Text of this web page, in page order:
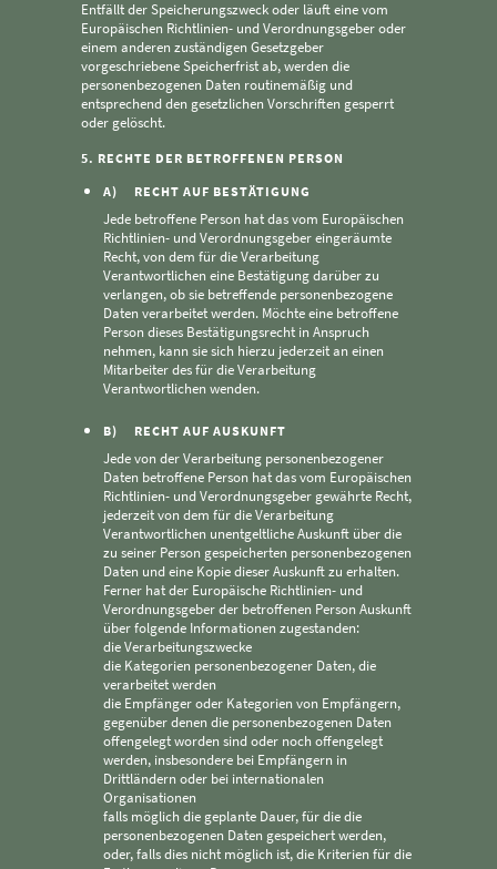
Entfällt der Speicherungszweck oder läuft eine vom
Europäischen Richtlinien- und Verordnungsgeber oder
einem anderen zuständigen Gesetzgeber
vorgeschriebene Speicherfrist ab, werden die
personenbezogenen Daten routinemäßig und
entsprechend den gesetzlichen Vorschriften gesperrt
oder gelöscht.
5. RECHTE DER BETROFFENEN PERSON
A) RECHT AUF BESTÄTIGUNG
Jede betroffene Person hat das vom Europäischen
Richtlinien- und Verordnungsgeber eingeräumte
Recht, von dem für die Verarbeitung
Verantwortlichen eine Bestätigung darüber zu
verlangen, ob sie betreffende personenbezogene
Daten verarbeitet werden. Möchte eine betroffene
Person dieses Bestätigungsrecht in Anspruch
nehmen, kann sie sich hierzu jederzeit an einen
Mitarbeiter des für die Verarbeitung
Verantwortlichen wenden.
B) RECHT AUF AUSKUNFT
Jede von der Verarbeitung personenbezogener
Daten betroffene Person hat das vom Europäischen
Richtlinien- und Verordnungsgeber gewährte Recht,
jederzeit von dem für die Verarbeitung
Verantwortlichen unentgeltliche Auskunft über die
zu seiner Person gespeicherten personenbezogenen
Daten und eine Kopie dieser Auskunft zu erhalten.
Ferner hat der Europäische Richtlinien- und
Verordnungsgeber der betroffenen Person Auskunft
über folgende Informationen zugestanden:
die Verarbeitungszwecke
die Kategorien personenbezogener Daten, die
verarbeitet werden
die Empfänger oder Kategorien von Empfängern,
gegenüber denen die personenbezogenen Daten
offengelegt worden sind oder noch offengelegt
werden, insbesondere bei Empfängern in
Drittländern oder bei internationalen
Organisationen
falls möglich die geplante Dauer, für die die
personenbezogenen Daten gespeichert werden,
oder, falls dies nicht möglich ist, die Kriterien für die